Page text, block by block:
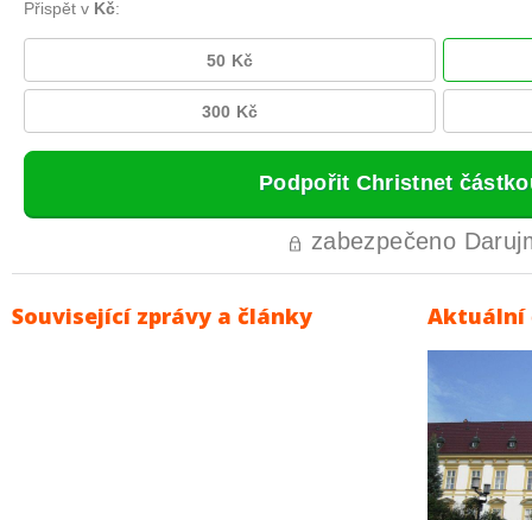
Související zprávy a články Aktuální